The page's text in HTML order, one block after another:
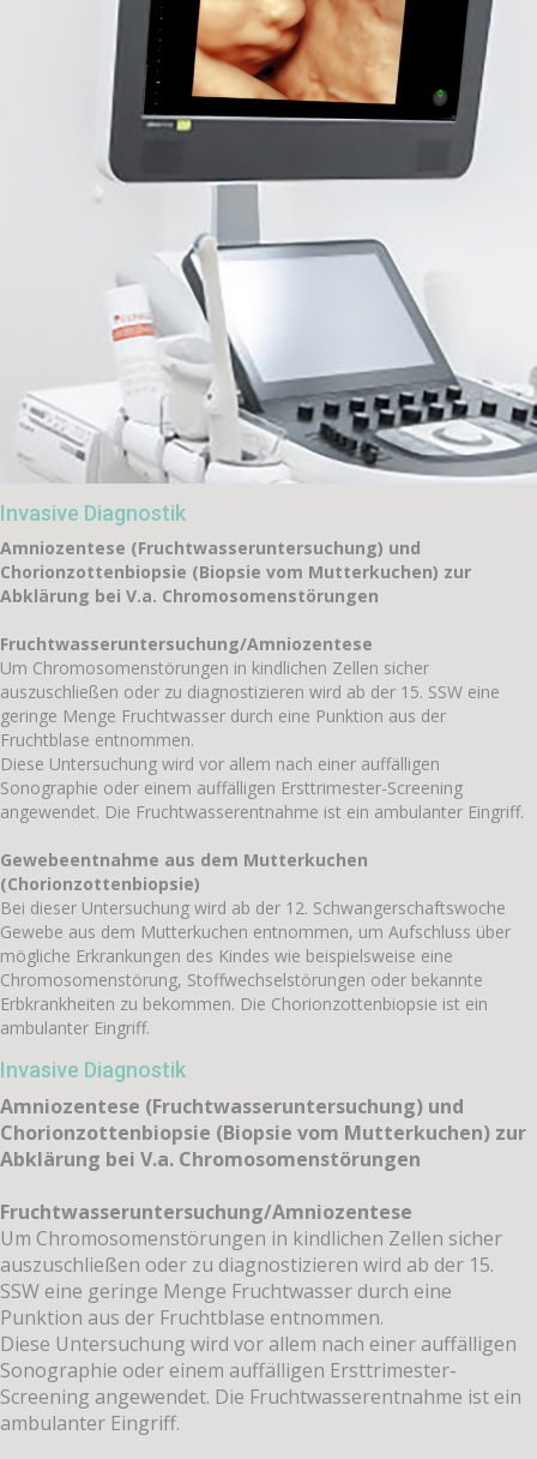
Invasive Diagnostik
Amniozentese (Fruchtwasseruntersuchung) und
Chorionzottenbiopsie (Biopsie vom Mutterkuchen) zur
Abklärung bei V.a. Chromosomenstörungen
Fruchtwasseruntersuchung/Amniozentese
Um Chromosomenstörungen in kindlichen Zellen sicher
auszuschließen oder zu diagnostizieren wird ab der 15. SSW eine
geringe Menge Fruchtwasser durch eine Punktion aus der
Fruchtblase entnommen.
Diese Untersuchung wird vor allem nach einer auffälligen
Sonographie oder einem auffälligen Ersttrimester-Screening
angewendet. Die Fruchtwasserentnahme ist ein ambulanter Eingriff.
Gewebeentnahme aus dem Mutterkuchen
(Chorionzottenbiopsie)
Bei dieser Untersuchung wird ab der 12. Schwangerschaftswoche
Gewebe aus dem Mutterkuchen entnommen, um Aufschluss über
mögliche Erkrankungen des Kindes wie beispielsweise eine
Chromosomenstörung, Stoffwechselstörungen oder bekannte
Erbkrankheiten zu bekommen. Die Chorionzottenbiopsie ist ein
ambulanter Eingriff.
Invasive Diagnostik
Amniozentese (Fruchtwasseruntersuchung) und
Chorionzottenbiopsie (Biopsie vom Mutterkuchen) zur
Abklärung bei V.a. Chromosomenstörungen
Fruchtwasseruntersuchung/Amniozentese
Um Chromosomenstörungen in kindlichen Zellen sicher
auszuschließen oder zu diagnostizieren wird ab der 15.
SSW eine geringe Menge Fruchtwasser durch eine
Punktion aus der Fruchtblase entnommen.
Diese Untersuchung wird vor allem nach einer auffälligen
Sonographie oder einem auffälligen Ersttrimester-
Screening angewendet. Die Fruchtwasserentnahme ist ein
ambulanter Eingriff.